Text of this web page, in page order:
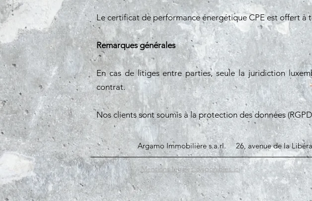
Le certificat de performance énergétique CPE est offert à
Remarques générales
En cas de litiges entre parties, seule la juridiction
contrat.
Nos clients sont soumis à la protection des données
Argamo Immobilière s.a.rl. 26, avenue de la
Mentions légales disponibles ici